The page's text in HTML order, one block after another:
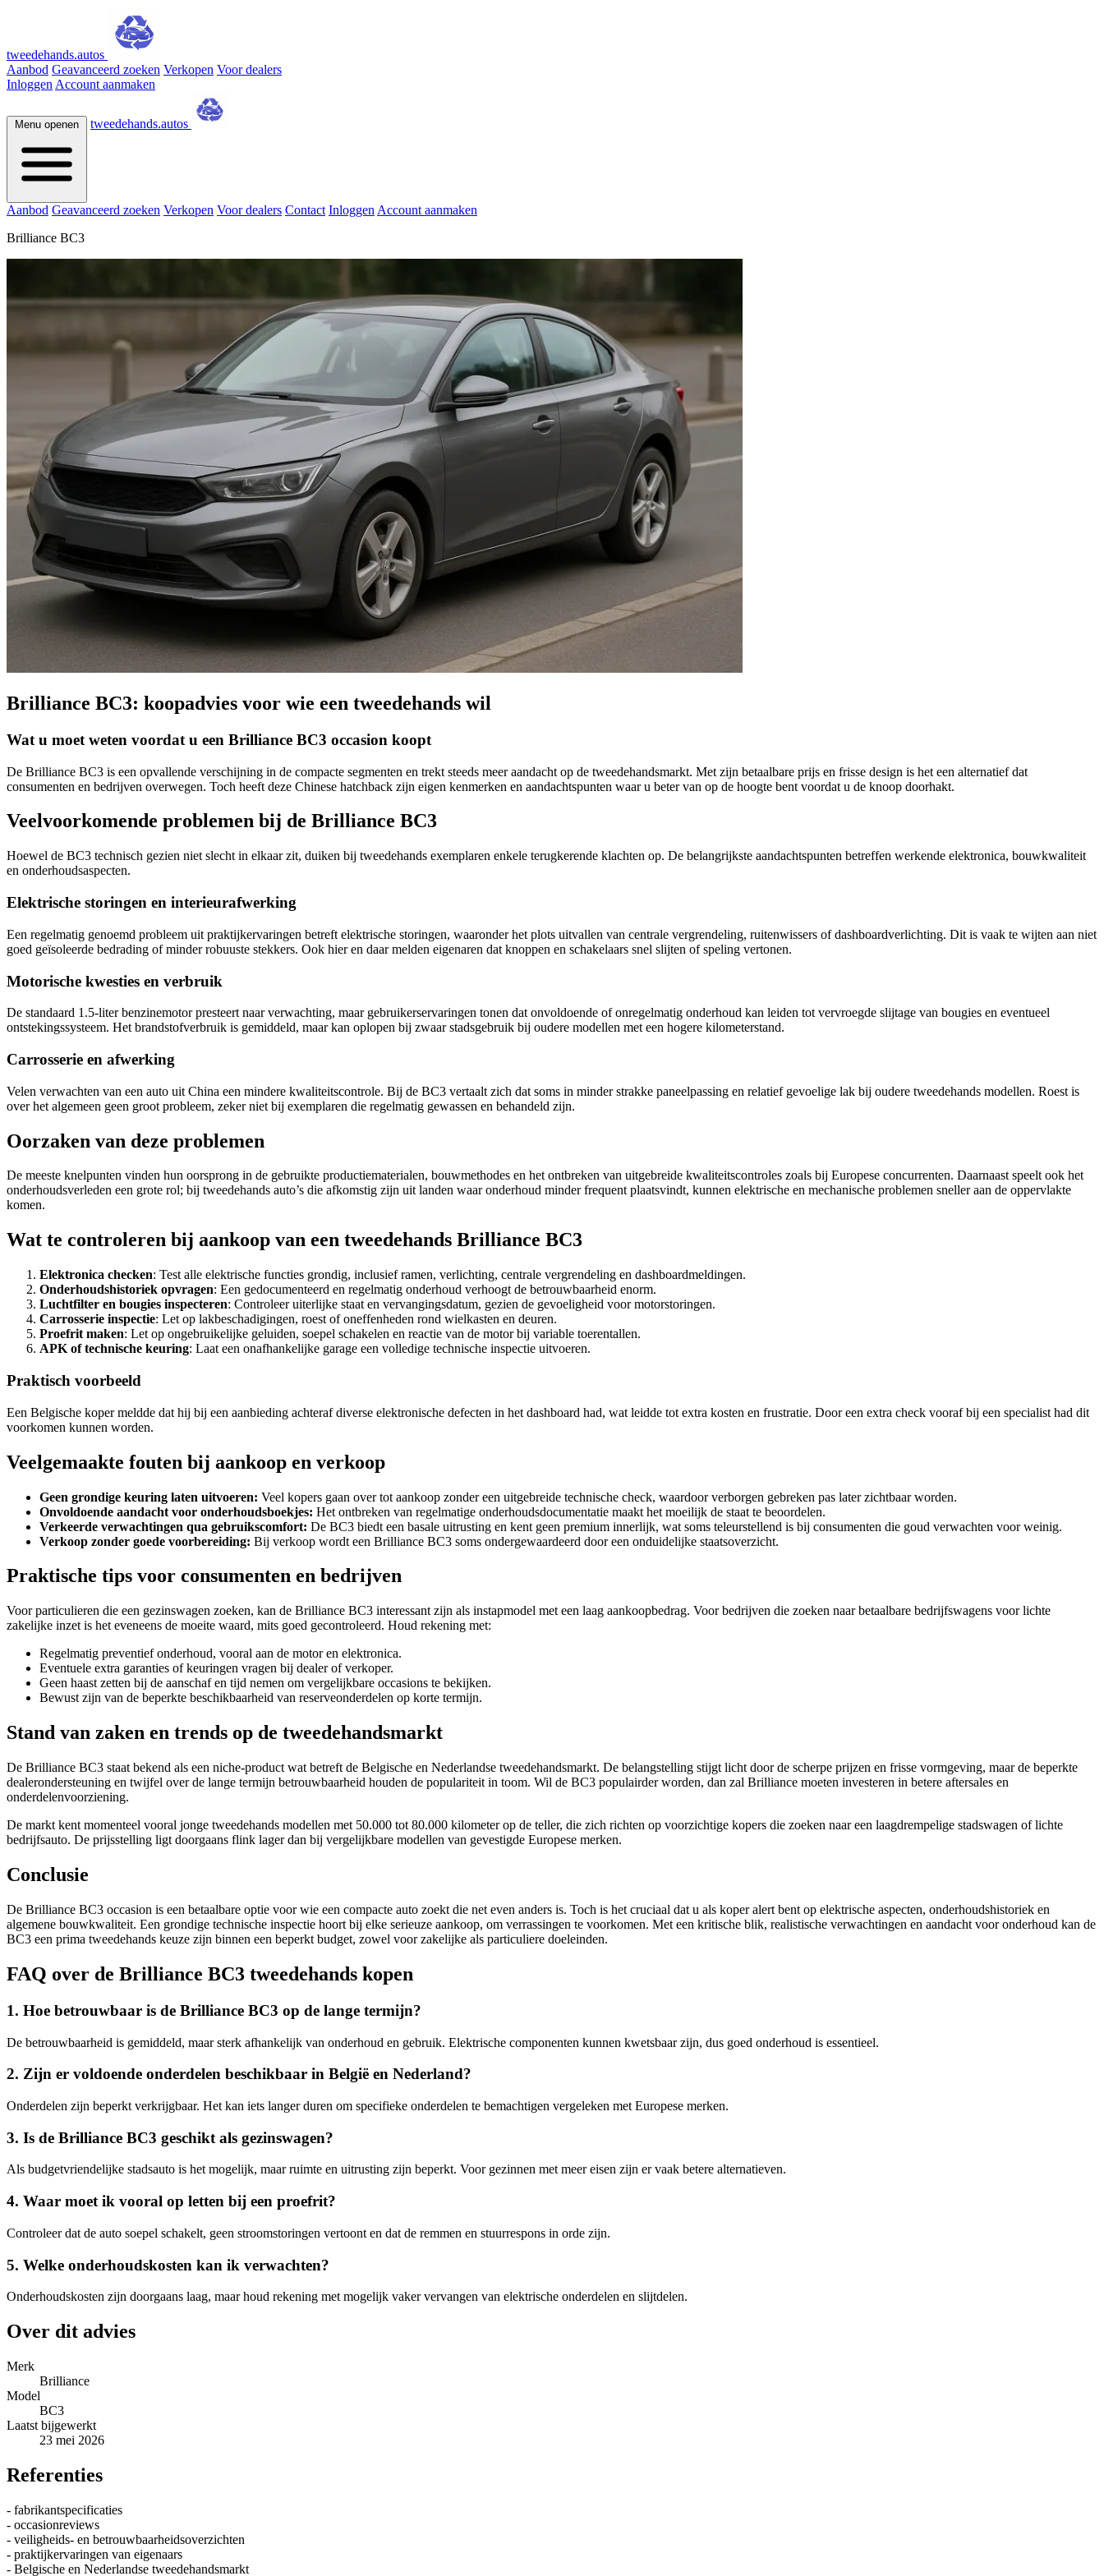
tweedehands.autos
Aanbod Geavanceerd zoeken Verkopen Voor dealers
Inloggen Account aanmaken
Menu openen tweedehands.autos
Aanbod Geavanceerd zoeken Verkopen Voor dealers Contact Inloggen Account aanmaken
Brilliance BC3
Brilliance BC3: koopadvies voor wie een tweedehands wil
Wat u moet weten voordat u een Brilliance BC3 occasion koopt
De Brilliance BC3 is een opvallende verschijning in de compacte segmenten en trekt steeds meer aandacht op de tweedehandsmarkt. Met zijn betaalbare prijs en frisse design is het een alternatief dat
consumenten en bedrijven overwegen. Toch heeft deze Chinese hatchback zijn eigen kenmerken en aandachtspunten waar u beter van op de hoogte bent voordat u de knoop doorhakt.
Veelvoorkomende problemen bij de Brilliance BC3
Hoewel de BC3 technisch gezien niet slecht in elkaar zit, duiken bij tweedehands exemplaren enkele terugkerende klachten op. De belangrijkste aandachtspunten betreffen werkende elektronica, bouwkwaliteit
en onderhoudsaspecten.
Elektrische storingen en interieurafwerking
Een regelmatig genoemd probleem uit praktijkervaringen betreft elektrische storingen, waaronder het plots uitvallen van centrale vergrendeling, ruitenwissers of dashboardverlichting. Dit is vaak te wijten aan niet
goed geïsoleerde bedrading of minder robuuste stekkers. Ook hier en daar melden eigenaren dat knoppen en schakelaars snel slijten of speling vertonen.
Motorische kwesties en verbruik
De standaard 1.5-liter benzinemotor presteert naar verwachting, maar gebruikerservaringen tonen dat onvoldoende of onregelmatig onderhoud kan leiden tot vervroegde slijtage van bougies en eventueel
ontstekingssysteem. Het brandstofverbruik is gemiddeld, maar kan oplopen bij zwaar stadsgebruik bij oudere modellen met een hogere kilometerstand.
Carrosserie en afwerking
Velen verwachten van een auto uit China een mindere kwaliteitscontrole. Bij de BC3 vertaalt zich dat soms in minder strakke paneelpassing en relatief gevoelige lak bij oudere tweedehands modellen. Roest is
over het algemeen geen groot probleem, zeker niet bij exemplaren die regelmatig gewassen en behandeld zijn.
Oorzaken van deze problemen
De meeste knelpunten vinden hun oorsprong in de gebruikte productiematerialen, bouwmethodes en het ontbreken van uitgebreide kwaliteitscontroles zoals bij Europese concurrenten. Daarnaast speelt ook het
onderhoudsverleden een grote rol; bij tweedehands auto’s die afkomstig zijn uit landen waar onderhoud minder frequent plaatsvindt, kunnen elektrische en mechanische problemen sneller aan de oppervlakte
komen.
Wat te controleren bij aankoop van een tweedehands Brilliance BC3
Elektronica checken: Test alle elektrische functies grondig, inclusief ramen, verlichting, centrale vergrendeling en dashboardmeldingen.
Onderhoudshistoriek opvragen: Een gedocumenteerd en regelmatig onderhoud verhoogt de betrouwbaarheid enorm.
Luchtfilter en bougies inspecteren: Controleer uiterlijke staat en vervangingsdatum, gezien de gevoeligheid voor motorstoringen.
Carrosserie inspectie: Let op lakbeschadigingen, roest of oneffenheden rond wielkasten en deuren.
Proefrit maken: Let op ongebruikelijke geluiden, soepel schakelen en reactie van de motor bij variable toerentallen.
APK of technische keuring: Laat een onafhankelijke garage een volledige technische inspectie uitvoeren.
Praktisch voorbeeld
Een Belgische koper meldde dat hij bij een aanbieding achteraf diverse elektronische defecten in het dashboard had, wat leidde tot extra kosten en frustratie. Door een extra check vooraf bij een specialist had dit
voorkomen kunnen worden.
Veelgemaakte fouten bij aankoop en verkoop
Geen grondige keuring laten uitvoeren: Veel kopers gaan over tot aankoop zonder een uitgebreide technische check, waardoor verborgen gebreken pas later zichtbaar worden.
Onvoldoende aandacht voor onderhoudsboekjes: Het ontbreken van regelmatige onderhoudsdocumentatie maakt het moeilijk de staat te beoordelen.
Verkeerde verwachtingen qua gebruikscomfort: De BC3 biedt een basale uitrusting en kent geen premium innerlijk, wat soms teleurstellend is bij consumenten die goud verwachten voor weinig.
Verkoop zonder goede voorbereiding: Bij verkoop wordt een Brilliance BC3 soms ondergewaardeerd door een onduidelijke staatsoverzicht.
Praktische tips voor consumenten en bedrijven
Voor particulieren die een gezinswagen zoeken, kan de Brilliance BC3 interessant zijn als instapmodel met een laag aankoopbedrag. Voor bedrijven die zoeken naar betaalbare bedrijfswagens voor lichte
zakelijke inzet is het eveneens de moeite waard, mits goed gecontroleerd. Houd rekening met:
Regelmatig preventief onderhoud, vooral aan de motor en elektronica.
Eventuele extra garanties of keuringen vragen bij dealer of verkoper.
Geen haast zetten bij de aanschaf en tijd nemen om vergelijkbare occasions te bekijken.
Bewust zijn van de beperkte beschikbaarheid van reserveonderdelen op korte termijn.
Stand van zaken en trends op de tweedehandsmarkt
De Brilliance BC3 staat bekend als een niche-product wat betreft de Belgische en Nederlandse tweedehandsmarkt. De belangstelling stijgt licht door de scherpe prijzen en frisse vormgeving, maar de beperkte
dealerondersteuning en twijfel over de lange termijn betrouwbaarheid houden de populariteit in toom. Wil de BC3 populairder worden, dan zal Brilliance moeten investeren in betere aftersales en
onderdelenvoorziening.
De markt kent momenteel vooral jonge tweedehands modellen met 50.000 tot 80.000 kilometer op de teller, die zich richten op voorzichtige kopers die zoeken naar een laagdrempelige stadswagen of lichte
bedrijfsauto. De prijsstelling ligt doorgaans flink lager dan bij vergelijkbare modellen van gevestigde Europese merken.
Conclusie
De Brilliance BC3 occasion is een betaalbare optie voor wie een compacte auto zoekt die net even anders is. Toch is het cruciaal dat u als koper alert bent op elektrische aspecten, onderhoudshistoriek en
algemene bouwkwaliteit. Een grondige technische inspectie hoort bij elke serieuze aankoop, om verrassingen te voorkomen. Met een kritische blik, realistische verwachtingen en aandacht voor onderhoud kan de
BC3 een prima tweedehands keuze zijn binnen een beperkt budget, zowel voor zakelijke als particuliere doeleinden.
FAQ over de Brilliance BC3 tweedehands kopen
1. Hoe betrouwbaar is de Brilliance BC3 op de lange termijn?
De betrouwbaarheid is gemiddeld, maar sterk afhankelijk van onderhoud en gebruik. Elektrische componenten kunnen kwetsbaar zijn, dus goed onderhoud is essentieel.
2. Zijn er voldoende onderdelen beschikbaar in België en Nederland?
Onderdelen zijn beperkt verkrijgbaar. Het kan iets langer duren om specifieke onderdelen te bemachtigen vergeleken met Europese merken.
3. Is de Brilliance BC3 geschikt als gezinswagen?
Als budgetvriendelijke stadsauto is het mogelijk, maar ruimte en uitrusting zijn beperkt. Voor gezinnen met meer eisen zijn er vaak betere alternatieven.
4. Waar moet ik vooral op letten bij een proefrit?
Controleer dat de auto soepel schakelt, geen stroomstoringen vertoont en dat de remmen en stuurrespons in orde zijn.
5. Welke onderhoudskosten kan ik verwachten?
Onderhoudskosten zijn doorgaans laag, maar houd rekening met mogelijk vaker vervangen van elektrische onderdelen en slijtdelen.
Over dit advies
Merk
Brilliance
Model
BC3
Laatst bijgewerkt
23 mei 2026
Referenties
- fabrikantspecificaties
- occasionreviews
- veiligheids- en betrouwbaarheidsoverzichten
- praktijkervaringen van eigenaars
- Belgische en Nederlandse tweedehandsmarkt